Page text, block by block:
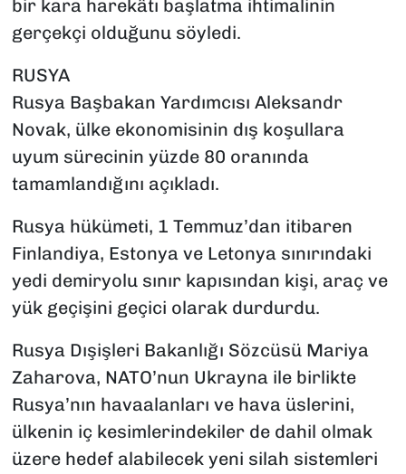
bir kara harekâtı başlatma ihtimalinin
gerçekçi olduğunu söyledi.
RUSYA
Rusya Başbakan Yardımcısı Aleksandr
Novak, ülke ekonomisinin dış koşullara
uyum sürecinin yüzde 80 oranında
tamamlandığını açıkladı.
Rusya hükümeti, 1 Temmuz’dan itibaren
Finlandiya, Estonya ve Letonya sınırındaki
yedi demiryolu sınır kapısından kişi, araç ve
yük geçişini geçici olarak durdurdu.
Rusya Dışişleri Bakanlığı Sözcüsü Mariya
Zaharova, NATO’nun Ukrayna ile birlikte
Rusya’nın havaalanları ve hava üslerini,
ülkenin iç kesimlerindekiler de dahil olmak
üzere hedef alabilecek yeni silah sistemleri